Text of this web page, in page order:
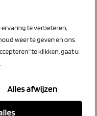
te verbeteren,
weer te geven en ons
te klikken, gaat u
Alles afwijzen